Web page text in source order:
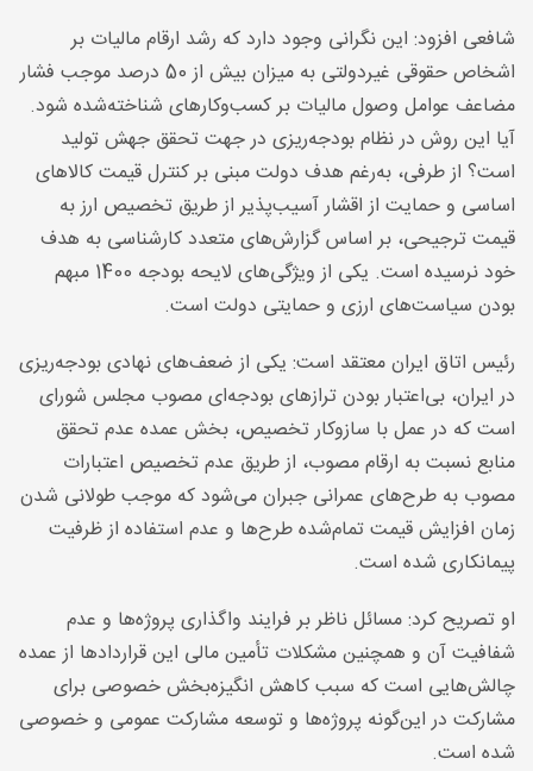
شافعی افزود: این نگرانی وجود دارد که رشد ارقام مالیات بر
اشخاص حقوقی غیردولتی به میزان بیش از 50 درصد موجب فشار
مضاعف عوامل وصول مالیات بر کسب‌وکارهای شناخته‌شده شود.
آیا این روش در نظام بودجه‌ریزی در جهت تحقق جهش تولید
است؟ از طرفی، به‌رغم هدف دولت مبنی بر کنترل قیمت کالاهای
اساسی و حمایت از اقشار آسیب‌پذیر از طریق تخصیص ارز به
قیمت ترجیحی، بر اساس گزارش‌های متعدد کارشناسی به هدف
خود نرسیده است. یکی از ویژگی‌های لایحه بودجه 1400 مبهم
بودن سیاست‌های ارزی و حمایتی دولت است.
رئیس اتاق ایران معتقد است: یکی از ضعف‌های نهادی بودجه‌ریزی
در ایران، بی‌اعتبار بودن ترازهای بودجه‌ای مصوب مجلس شورای
است که در عمل با سازوکار تخصیص، بخش عمده عدم تحقق
منابع نسبت به ارقام مصوب، از طریق عدم تخصیص اعتبارات
مصوب به طرح‌های عمرانی جبران می‌شود که موجب طولانی شدن
زمان افزایش قیمت تمام‌شده طرح‌ها و عدم استفاده از ظرفیت
پیمانکاری شده است.
او تصریح کرد: مسائل ناظر بر فرایند واگذاری پروژه‌ها و عدم
شفافیت آن و همچنین مشکلات تأمین مالی این قراردادها از عمده
چالش‌هایی است که سبب کاهش انگیزه‌بخش خصوصی برای
مشارکت در این‌گونه پروژه‌ها و توسعه مشارکت عمومی و خصوصی
شده است.